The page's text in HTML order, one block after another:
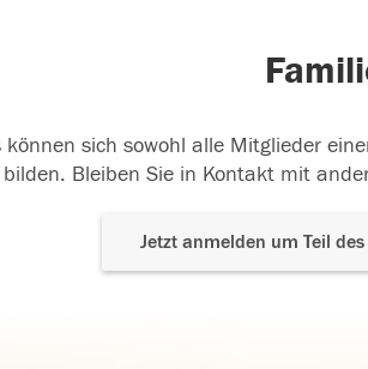
sich sowohl alle Mitglieder
Bleiben Sie in Kontakt mit
Jetzt anmelden um Teil